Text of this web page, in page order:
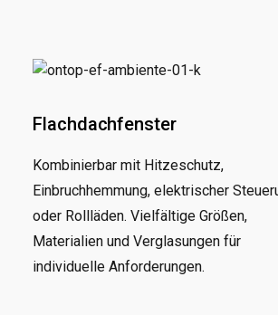
Flachdachfenster
Kombinierbar mit Hitzeschutz,
Einbruchhemmung, elektrischer
oder Rollläden. Vielfältige Größen,
Materialien und Verglasungen für
individuelle Anforderungen.